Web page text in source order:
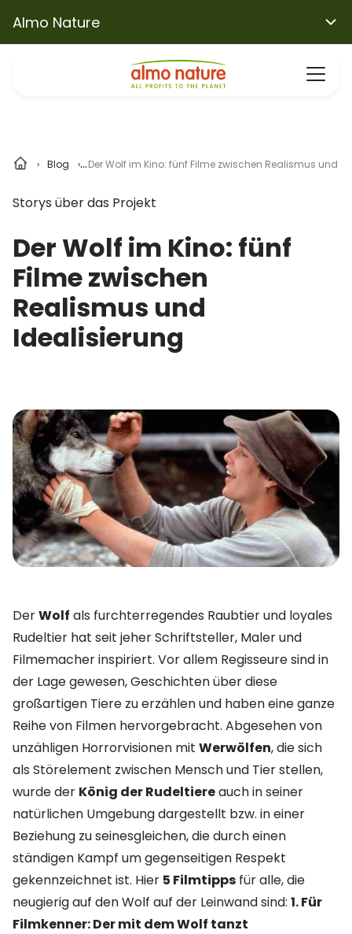
Almo Nature
Blog Der Wolf im Kino: fünf Filme zwischen Realismus und
Storys über das Projekt
Der Wolf im Kino: fünf
Filme zwischen
Realismus und
Idealisierung
DerWolf als furchterregendes Raubtier und loyales
Rudeltier hat seit jeher Schriftsteller, Maler und
Filmemacher inspiriert. Vor allem Regisseure sind in
der Lage gewesen, Geschichten über diese
großartigen Tiere zu erzählen und haben eine ganze
Reihe von Filmen hervorgebracht. Abgesehen von
unzähligen Horrorvisionen mit Werwölfen, die sich
als Störelement zwischen Mensch und Tier stellen,
wurde der König der Rudeltiereauch in seiner
natürlichen Umgebung dargestellt bzw. in einer
Beziehung zu seinesgleichen, die durch einen
ständigen Kampf um gegenseitigen Respekt
gekennzeichnet ist. Hier 5 Filmtipps für alle, die
neugierig auf den Wolf auf der Leinwand sind: 1. Für
Filmkenner: Der mit dem Wolf tanzt